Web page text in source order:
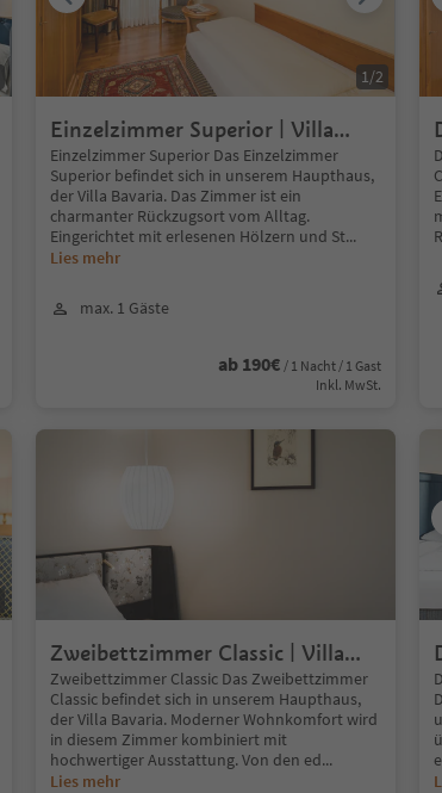
Einzelzimmer Superior | Villa
Bavaria
Einzelzimmer Superior Das Einzelzimmer
Superior befindet sich in unserem Haupthaus,
der Villa Bavaria. Das Zimmer ist ein
charmanter Rückzugsort vom Alltag.
Eingerichtet mit erlesenen Hölzern und St...
Lies mehr
max. 1 Gäste
ab 190€ / 1 Nacht / 1 Gast
Inkl. MwSt.
1/2
Zweibettzimmer Classic | Villa
Bavaria
Zweibettzimmer Classic Das Zweibettzimmer
Classic befindet sich in unserem Haupthaus,
der Villa Bavaria. Moderner Wohnkomfort wird
in diesem Zimmer kombiniert mit
hochwertiger Ausstattung. Von den ed...
Lies mehr